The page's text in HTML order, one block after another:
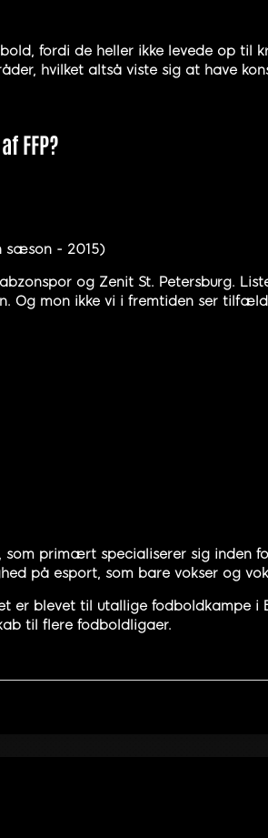
fordi de heller ikke levede op til
hvilket altså viste sig at have
FFP?
sæson - 2015)
og Zenit St. Petersburg.
Og mon ikke vi i fremtiden ser
primært specialiserer sig inden
på esport, som bare vokser og
blevet til utallige fodboldkampe i
til flere fodboldligaer.